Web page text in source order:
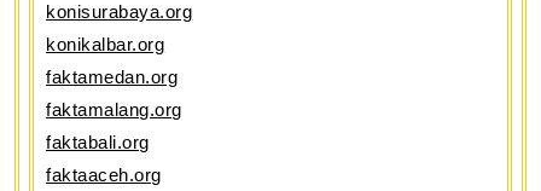
konisurabaya.org
konikalbar.org
faktamedan.org
faktamalang.org
faktabali.org
faktaaceh.org